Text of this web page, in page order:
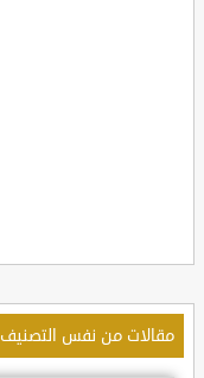
مقالات من نفس التصنيف